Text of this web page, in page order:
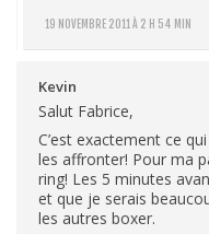
19 NOVEMBRE 2011 À 2 H 54 MIN
Kevin
Salut Fabrice,
C’est exactement ce
les affronter! Pour ma
ring! Les 5 minutes
et que je serais
les autres boxer.